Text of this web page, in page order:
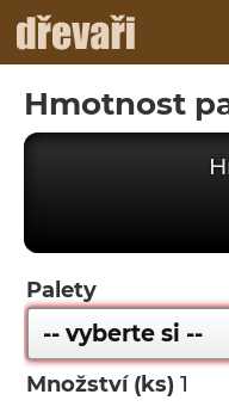
Hmotnost
Palety
Množství (ks)